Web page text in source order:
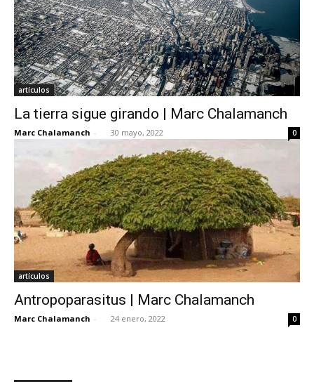
artículos
La tierra sigue girando | Marc Chalamanch
Marc Chalamanch - 30 mayo, 2022 0
artículos
Antropoparasitus | Marc Chalamanch
Marc Chalamanch - 24 enero, 2022 0